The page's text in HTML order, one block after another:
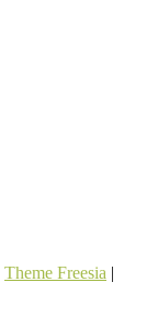
Theme Freesia |